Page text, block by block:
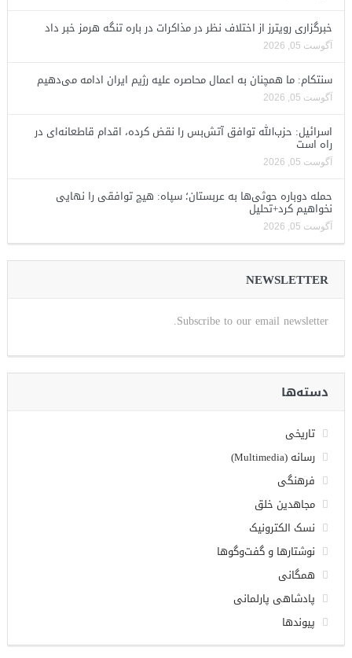
خبرگزاری رویترز از اختلاف نظر در مذاکرات در باره تنگه هرمز خبر داد
آگوست 05, 2026
سنتکام: ما همچنان به اعمال محاصره علیه رژیم ایران ادامه می‌دهیم
آگوست 05, 2026
اسرائیل: حزب‌الله توافق آتش‌بس را نقض کرده، اقدام قاطعانه‌ای در
راه است
آگوست 05, 2026
حمله دوباره حوثی‌ها به عربستان؛ سپاه: هیچ توافقی را نهایی
نخواهیم کرد+تحلیل
آگوست 05, 2026
NEWSLETTER
Subscribe to our email newsletter.
دسته‌ها
تاریخی
رسانه (Multimedia)
فرهنگی
مجاهدین خلق
نسک الکترونیک
نوشتارها و گفت‌وگوها
همگانی
پادشاهی پارلمانی
پیوندها